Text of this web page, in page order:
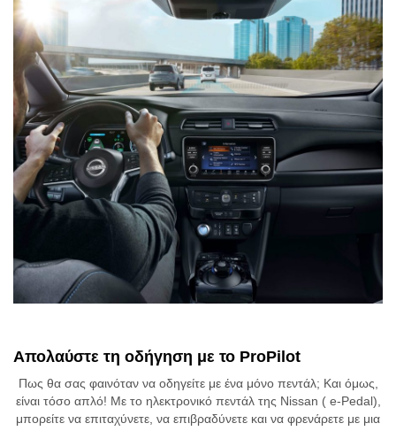
Απολαύστε τη οδήγηση με το ProPilot
Πως θα σας φαινόταν να οδηγείτε με ένα μόνο πεντάλ; Και όμως,
είναι τόσο απλό! Με το ηλεκτρονικό πεντάλ της Nissan ( e-Pedal),
μπορείτε να επιταχύνετε, να επιβραδύνετε και να φρενάρετε με μια